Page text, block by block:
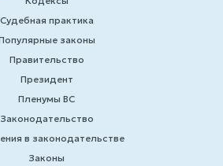
Судебная практика
законы
Правительство
Президент
Пленумы ВС
Законодательство
в законодательстве
Законы